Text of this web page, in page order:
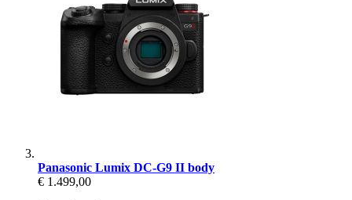
Panasonic Lumix DC-G9 II body
€ 1.499,00